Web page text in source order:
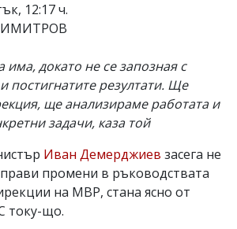
12:17 ч.
докато не се запозная с
постигнатите резултати. Ще
ще анализираме работата и
задачи, каза той
Иван Демерджиев засега не
промени в ръководствата
на МВР, стана ясно от
току-що.